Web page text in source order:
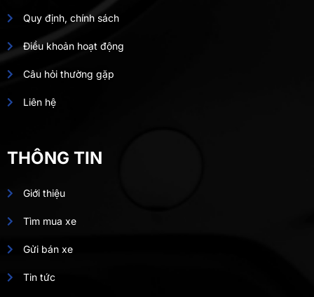
Quy định, chính sách
Điều khoản hoạt động
Câu hỏi thường gặp
Liên hệ
THÔNG TIN
Giới thiệu
Tìm mua xe
Gửi bán xe
Tin tức